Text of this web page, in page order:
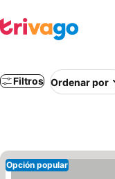
Filtros Ordenar por
Opción popular